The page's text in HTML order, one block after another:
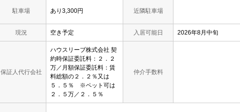
駐車場 あり3,300円 近隣駐車場
現況 空き予定 入居可能日 2026年8月中旬
保証人代行会社
ハウスリーブ株式会社 契
約時保証委託料：２．２
万／月額保証委託料：賃
料総額の２．２％又は
５．５％ ※ペット可は
２．５万／２．５％
仲介手数料